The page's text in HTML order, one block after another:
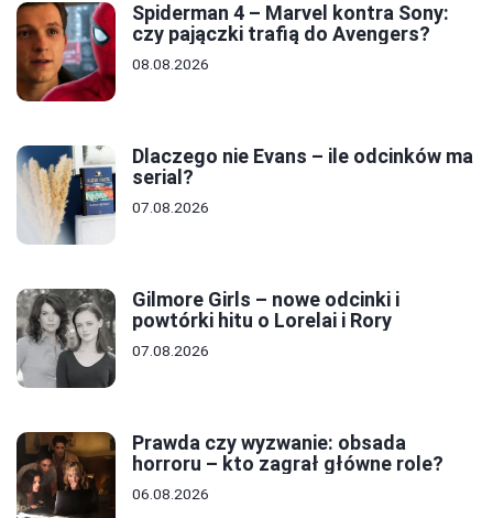
Spiderman 4 – Marvel kontra Sony:
czy pajączki trafią do Avengers?
08.08.2026
Dlaczego nie Evans – ile odcinków ma
serial?
07.08.2026
Gilmore Girls – nowe odcinki i
powtórki hitu o Lorelai i Rory
07.08.2026
Prawda czy wyzwanie: obsada
horroru – kto zagrał główne role?
06.08.2026